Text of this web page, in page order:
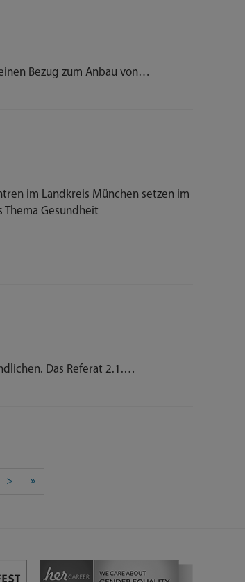
Bezug zum Anbau von…
im Landkreis München setzen im
Thema Gesundheit
Das Referat 2.1.…
> »